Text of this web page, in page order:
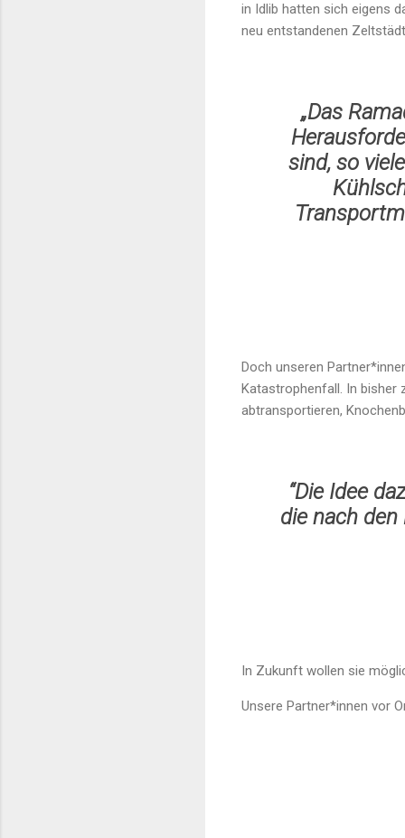
in Idlib hatten sich eigens
neu entstandenen
„Das
sind, so
Doch unseren
Katastrophenfall. In bisher
abtransportieren,
“Die Idee
die nach
In Zukunft wollen sie
Unsere Partner*innen vor